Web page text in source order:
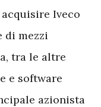
Iveco
di mezzi
tra le altre
e software
azionista